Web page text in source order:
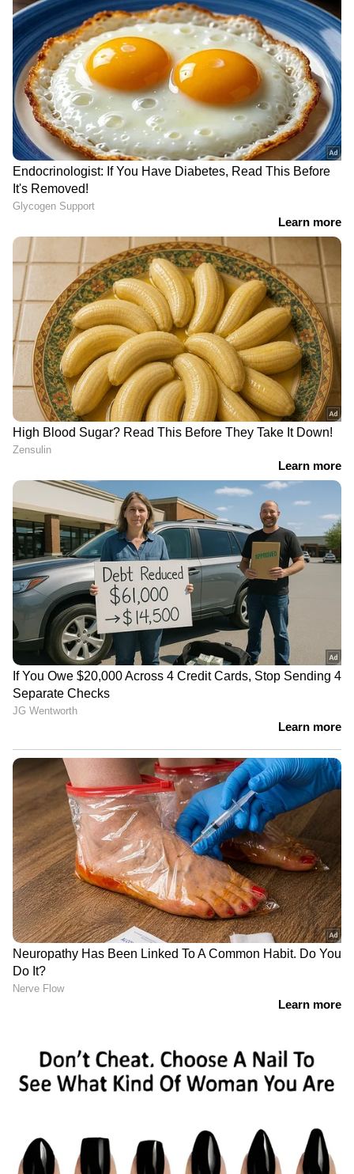
വ്യോമാക്രമണവുമായി
യുഎസ്; രണ്ട് കപ്പലുകൾ
തകർത്തെന്ന്
ഐആർജിസി
വാൻസിനും നാലാമത്തെ
കുഞ്ഞ് പിറന്നു
LATEST VIDEOS
'തോൽവിയിൽനിന്ന് CPM ഒന്നും
പഠിച്ചില്ല, ഭയപ്പെടുത്തി
കീഴ്പ്പെടുത്തലാണ് ലക്ഷ്യം';
വി.കുഞ്ഞികൃഷ്ണൻ
അമിത് ഷാ സഭയില്‍
എത്തണമെന്ന് പ്രതിപക്ഷം;
ആവശ്യം ഷായെ
അറിയിക്കണമെന്ന് രാജ്യസഭാ
അധ്യക്ഷന്‍ | Amit Shah